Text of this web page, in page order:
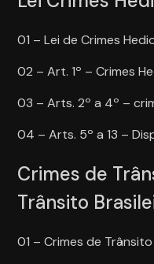
01 – Lei de Crimes
02 – Art. 1º – Crimes
03 – Arts. 2º a 4º –
04 – Arts. 5º a 13 –
Crimes de
Trânsito
01 – Crimes de